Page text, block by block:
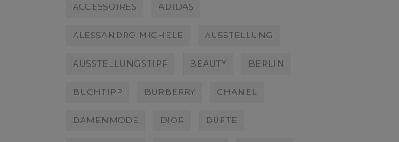
ACCESSOIRES ADIDAS
ALESSANDRO MICHELE AUSSTELLUNG
AUSSTELLUNGSTIPP BEAUTY BERLIN
BUCHTIPP BURBERRY CHANEL
DAMENMODE DIOR DÜFTE